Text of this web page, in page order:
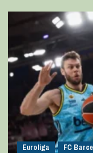
Euroliga FC